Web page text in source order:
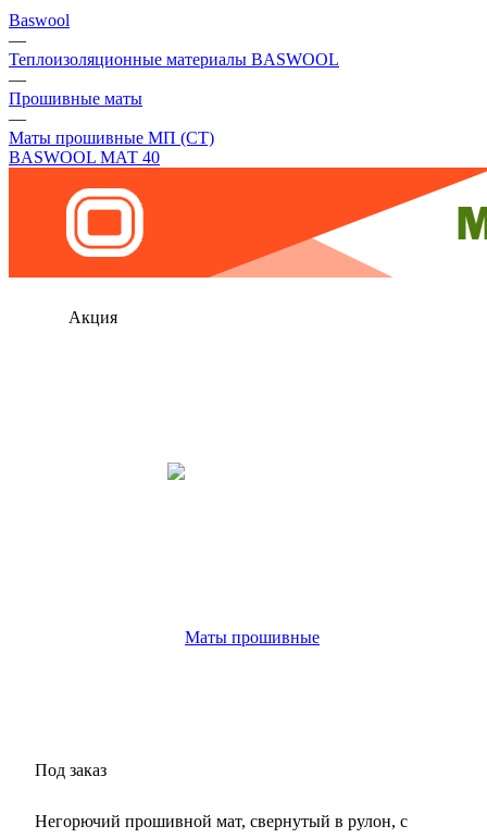
Baswool
—
Теплоизоляционные материалы BASWOOL
—
Прошивные маты
—
Маты прошивные МП (СТ)
BASWOOL МАТ 40
Акция
Под заказ
Негорючий прошивной мат, свернутый в рулон, с